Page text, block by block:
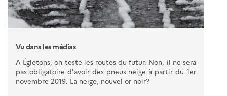
Vu dans les médias
A Égletons, on teste les routes du futur. Non, il ne sera
pas obligatoire d'avoir des pneus neige à partir du 1er
novembre 2019. La neige, nouvel or noir?